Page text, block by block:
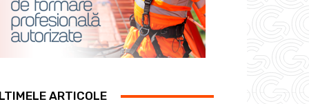
ARTICOLE